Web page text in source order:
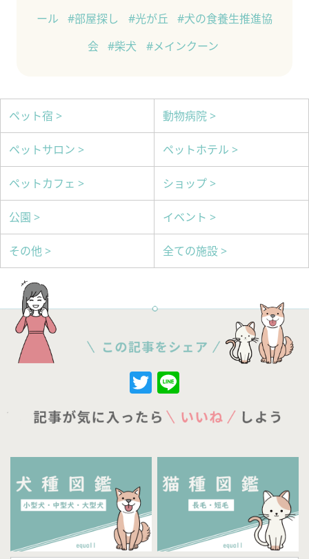
ール #部屋探し #光が丘
#犬の食養生推進協
会 #柴犬 #メインクーン
ペット宿 > 動物病院 >
ペットサロン > ペットホテル >
ペットカフェ > ショップ >
公園 > イベント >
その他 > 全ての施設 >
Twitter